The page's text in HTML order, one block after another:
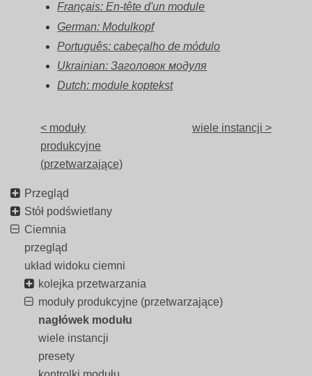
Français: En-tête d'un module
German: Modulkopf
Português: cabeçalho de módulo
Ukrainian: Заголовок модуля
Dutch: module koptekst
< moduły
produkcyjne
(przetwarzające)
wiele instancji >
Przegląd
Stół podświetlany
Ciemnia
przegląd
układ widoku ciemni
kolejka przetwarzania
moduły produkcyjne (przetwarzające)
nagłówek modułu
wiele instancji
presety